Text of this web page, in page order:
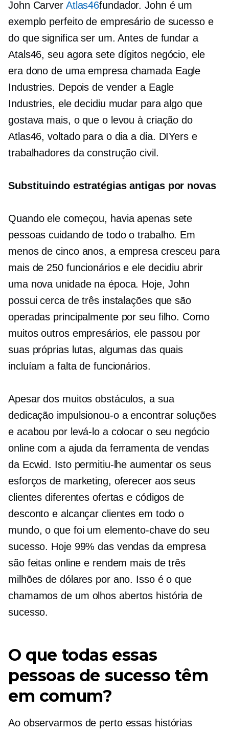
John Carver Atlas46fundador. John é um
exemplo perfeito de empresário de sucesso e
do que significa ser um. Antes de fundar a
Atals46, seu agorasete dígitosnegócio, ele
era dono de uma empresa chamada Eagle
Industries. Depois de vender a Eagle
Industries, ele decidiu mudar para algo que
gostava mais, o que o levou à criação do
Atlas46, voltado para o dia a dia. DIYerse
trabalhadores da construção civil.
Substituindo estratégias antigas por novas
Quando ele começou, havia apenas sete
pessoas cuidando de todo o trabalho. Em
menos de cinco anos, a empresa cresceu para
mais de 250 funcionários e ele decidiu abrir
uma nova unidade na época. Hoje, John
possui cerca de três instalações que são
operadas principalmente por seu filho. Como
muitos outros empresários, ele passou por
suas próprias lutas, algumas das quais
incluíam a falta de funcionários.
Apesar dos muitos obstáculos, a sua
dedicação impulsionou-o a encontrar soluções
e acabou por levá-lo a colocar o seu negócio
online com a ajuda da ferramenta de vendas
da Ecwid. Isto permitiu-lhe aumentar os seus
esforços de marketing, oferecer aos seus
clientes diferentes ofertas e códigos de
desconto e alcançar clientes em todo o
mundo, o que foi um elemento-chave do seu
sucesso. Hoje 99% das vendas da empresa
são feitas online e rendem mais de três
milhões de dólares por ano. Isso é o que
chamamos de um olhos abertos história de
sucesso.
O que todas essas
pessoas de sucesso têm
em comum?
Ao observarmos de perto essas histórias